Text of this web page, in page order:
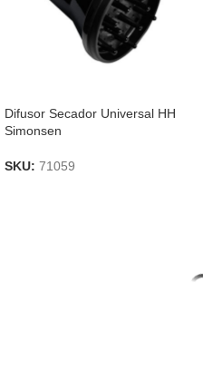
Difusor Secador Universal HH
Simonsen
SKU: 71059